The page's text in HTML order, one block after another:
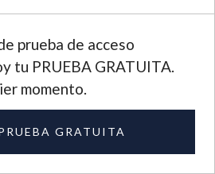
prueba de acceso
tu PRUEBA GRATUITA.
momento.
GRATUITA
esencialmente en el
Él es el modelo único
es un llamado a